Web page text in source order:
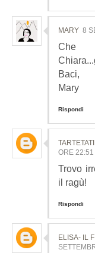
MARY 8
Che
Baci,
Mary
Rispondi
ORE 22:51
Trovo
il ragù!
Rispondi
ELISA- IL